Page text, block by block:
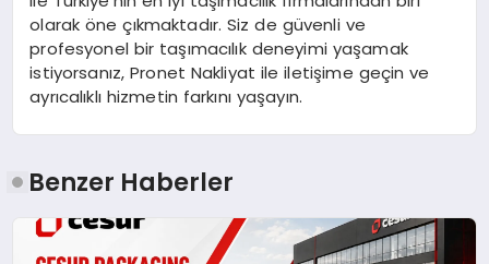
olarak öne çıkmaktadır. Siz de güvenli ve
profesyonel bir taşımacılık deneyimi yaşamak
istiyorsanız, Pronet Nakliyat ile iletişime geçin ve
ayrıcalıklı hizmetin farkını yaşayın.
Benzer Haberler